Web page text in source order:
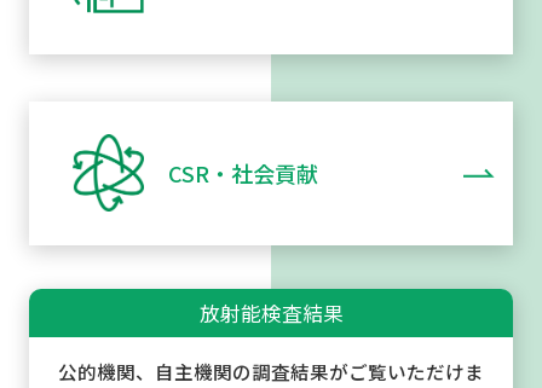
CSR・社会貢献
放射能検査結果
公的機関、自主機関の調査結果がご覧いただけま